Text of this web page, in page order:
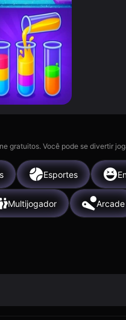
gratuitos. Você pode se divertir
Esportes
Multijogador Arcade